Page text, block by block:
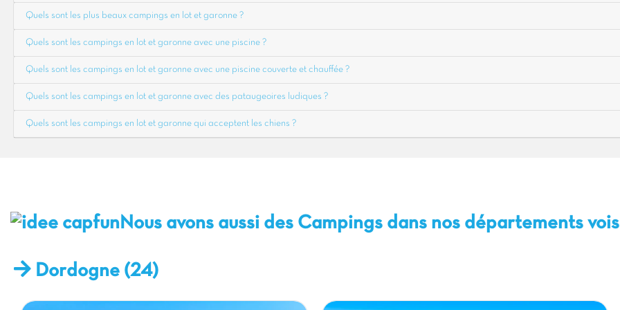
Quels sont les plus beaux campings en lot et garonne ?
Quels sont les campings en lot et garonne avec une piscine ?
Quels sont les campings en lot et garonne avec une piscine couverte et chauffée ?
Quels sont les campings en lot et garonne avec des pataugeoires ludiques ?
Quels sont les campings en lot et garonne qui acceptent les chiens ?
Nous avons aussi des Campings dans nos départements
Dordogne (24)